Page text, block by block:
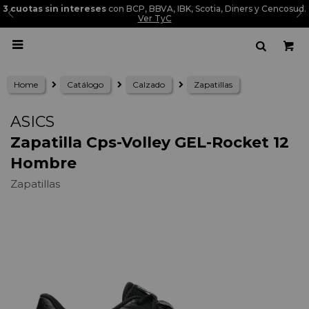
3 cuotas sin intereses con BCP, BBVA, IBK, Scotia, Diners y Cencosud.
Ver TyC

Home Catálogo Calzado Zapatillas
ASICS
Zapatilla Cps-Volley GEL-Rocket 12
Hombre
Zapatillas